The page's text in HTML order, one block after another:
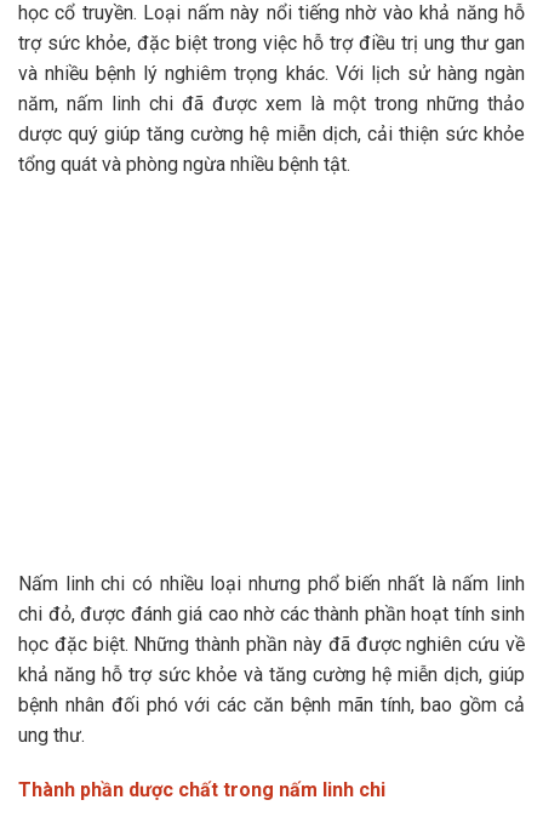
học cổ truyền. Loại nấm này nổi tiếng nhờ vào khả năng hỗ
trợ sức khỏe, đặc biệt trong việc hỗ trợ điều trị ung thư gan
và nhiều bệnh lý nghiêm trọng khác. Với lịch sử hàng ngàn
năm, nấm linh chi đã được xem là một trong những thảo
dược quý giúp tăng cường hệ miễn dịch, cải thiện sức khỏe
tổng quát và phòng ngừa nhiều bệnh tật.
Nấm linh chi có nhiều loại nhưng phổ biến nhất là nấm linh
chi đỏ, được đánh giá cao nhờ các thành phần hoạt tính sinh
học đặc biệt. Những thành phần này đã được nghiên cứu về
khả năng hỗ trợ sức khỏe và tăng cường hệ miễn dịch, giúp
bệnh nhân đối phó với các căn bệnh mãn tính, bao gồm cả
ung thư.
Thành phần dược chất trong nấm linh chi